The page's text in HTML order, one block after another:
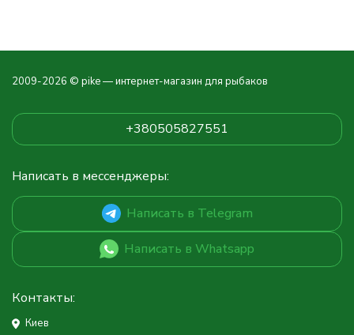
2009-2026 © pike — интернет-магазин для рыбаков
+380505827551
Написать в мессенджеры:
Написать в Telegram
Написать в Whatsapp
Контакты:
Киев